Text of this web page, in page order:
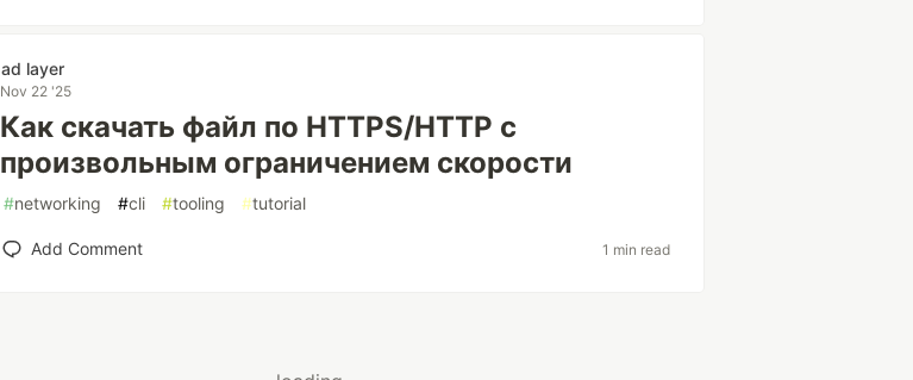
ad layer
Nov 22 '25
Как скачать файл по HTTPS/HTTP с
произвольным ограничением скорости
#networking #cli #tooling #tutorial
Add Comment 1 min read